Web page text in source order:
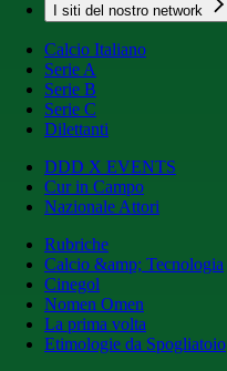
I siti del nostro network
Calcio Italiano
Serie A
Serie B
Serie C
Dilettanti
DDD X EVENTS
Cur in Campo
Nazionale Attori
Rubriche
Calcio &amp; Tecnologia
Cinegol
Nomen Omen
La prima volta
Etimologie da Spogliatoio